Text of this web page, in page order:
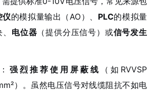
仪的模拟量输出（AO）、 PLC的模拟量
电位器 （提供分压信号）或信号发生
： 强烈推荐使用屏蔽线
（如RVVSP
）。虽然电压信号对线缆阻抗不如电